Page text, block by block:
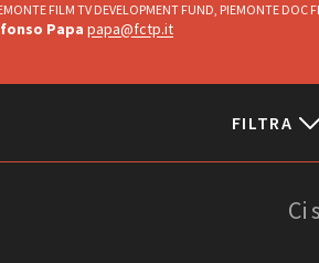
FILM TV DEVELOPMENT FUND, PIEMONTE
Papa papa@fctp.it
FILTRA
Ci